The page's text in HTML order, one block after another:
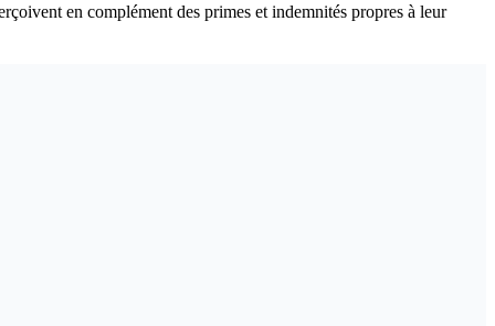
en complément des primes et indemnités propres à leur